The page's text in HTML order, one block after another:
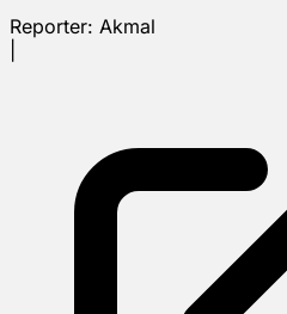
Reporter: Akmal